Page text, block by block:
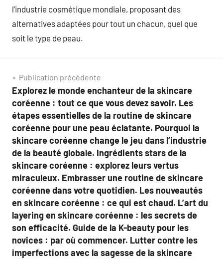
l’industrie cosmétique mondiale, proposant des
alternatives adaptées pour tout un chacun, quel que
soit le type de peau.
Navigation
de
l’article
Publication précédente
Explorez le monde enchanteur de la skincare
coréenne : tout ce que vous devez savoir. Les
étapes essentielles de la routine de skincare
coréenne pour une peau éclatante. Pourquoi la
skincare coréenne change le jeu dans l’industrie
de la beauté globale. Ingrédients stars de la
skincare coréenne : explorez leurs vertus
miraculeux. Embrasser une routine de skincare
coréenne dans votre quotidien. Les nouveautés
en skincare coréenne : ce qui est chaud. L’art du
layering en skincare coréenne : les secrets de
son efficacité. Guide de la K-beauty pour les
novices : par où commencer. Lutter contre les
imperfections avec la sagesse de la skincare